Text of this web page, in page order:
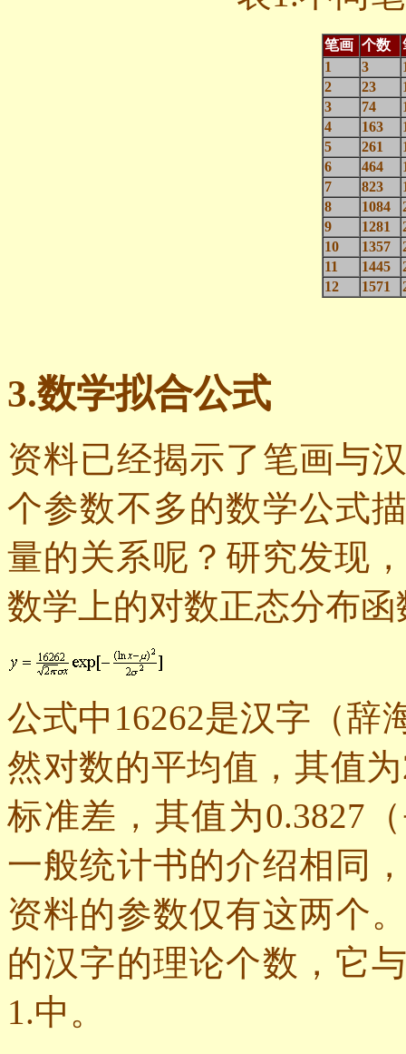
笔画 个数
1
3
2
23
3
74
4
163
5
261
6
464
7
823
8
1084
9
1281
10
1357
11
1445
12
1571
3.数学拟合公式
资料已经揭示了笔画与
个参数不多的数学公式
量的关系呢？研究发现
数学上的对数正态分布
公式中16262是汉字（辞
然对数的平均值，其值为
标准差，其值为0.3827
一般统计书的介绍相同
资料的参数仅有这两个
的汉字的理论个数，它
1.中。